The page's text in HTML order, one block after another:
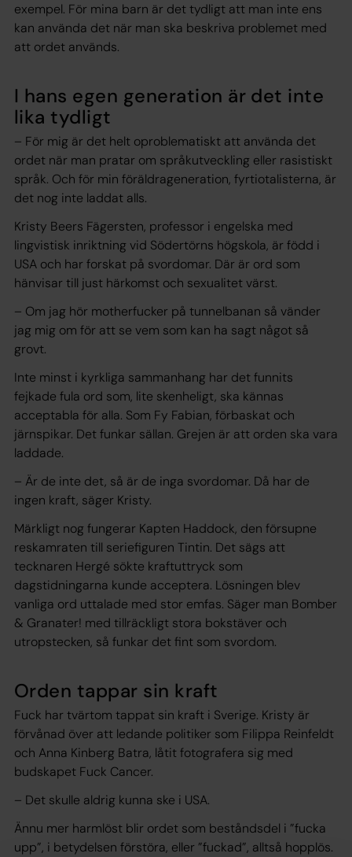
exempel. För mina barn är det tydligt att man inte ens
kan använda det när man ska beskriva problemet med
att ordet används.
I hans egen generation är det inte
lika tydligt
– För mig är det helt oproblematiskt att använda det
ordet när man pratar om språkutveckling eller rasistiskt
språk. Och för min föräldrageneration, fyrtiotalisterna, är
det nog inte laddat alls.
Kristy Beers Fägersten, professor i engelska med
lingvistisk inriktning vid Södertörns högskola, är född i
USA och har forskat på svordomar. Där är ord som
hänvisar till just härkomst och sexualitet värst.
– Om jag hör motherfucker på tunnelbanan så vänder
jag mig om för att se vem som kan ha sagt något så
grovt.
Inte minst i kyrkliga sammanhang har det funnits
fejkade fula ord som, lite skenheligt, ska kännas
acceptabla för alla. Som Fy Fabian, förbaskat och
järnspikar. Det funkar sällan. Grejen är att orden ska vara
laddade.
– Är de inte det, så är de inga svordomar. Då har de
ingen kraft, säger Kristy.
Märkligt nog fungerar Kapten Haddock, den försupne
reskamraten till seriefiguren Tintin. Det sägs att
tecknaren Hergé sökte kraftuttryck som
dagstidningarna kunde acceptera. Lösningen blev
vanliga ord uttalade med stor emfas. Säger man Bomber
& Granater! med tillräckligt stora bokstäver och
utropstecken, så funkar det fint som svordom.
Orden tappar sin kraft
Fuck har tvärtom tappat sin kraft i Sverige. Kristy är
förvånad över att ledande politiker som Filippa Reinfeldt
och Anna Kinberg Batra, låtit fotografera sig med
budskapet Fuck Cancer.
– Det skulle aldrig kunna ske i USA.
Ännu mer harmlöst blir ordet som beståndsdel i ”fucka
upp”, i betydelsen förstöra, eller ”fuckad”, alltså hopplös.